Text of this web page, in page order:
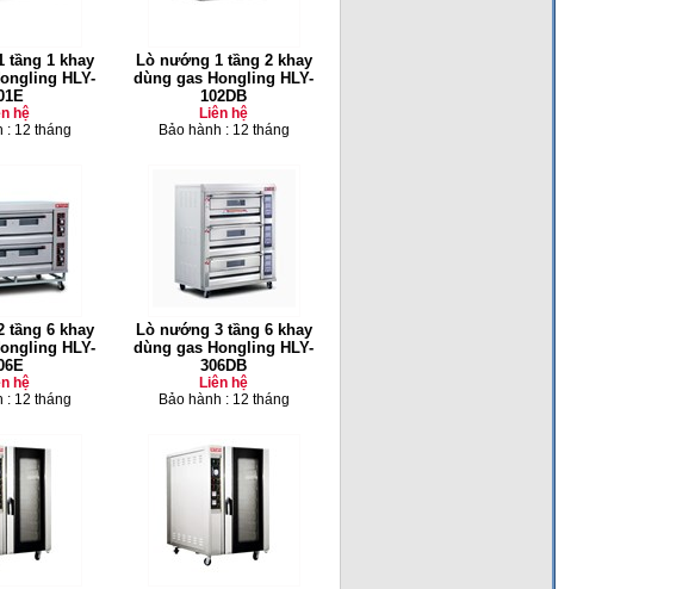
tầng 1 khay
HLY-
hệ
: 12 tháng
Lò nướng 1 tầng 2 khay
dùng gas Hongling HLY-
102DB
Liên hệ
Bảo hành : 12 tháng
tầng 6 khay
HLY-
hệ
: 12 tháng
Lò nướng 3 tầng 6 khay
dùng gas Hongling HLY-
306DB
Liên hệ
Bảo hành : 12 tháng